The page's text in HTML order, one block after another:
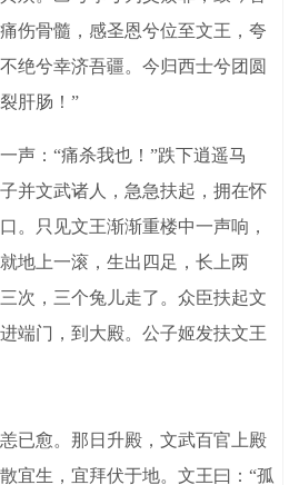
伤骨髓，感圣恩兮位至文王，夸
绝兮幸济吾疆。今归西士兮团圆
肝肠！”
：“痛杀我也！”跌下逍遥马
并文武诸人，急急扶起，拥在怀
。只见文王渐渐重楼中一声响，
地上一滚，生出四足，长上两
次，三个兔儿走了。众臣扶起文
端门，到大殿。公子姬发扶文王
愈。那日升殿，文武百官上殿
宜生，宜拜伏于地。文王曰：“孤